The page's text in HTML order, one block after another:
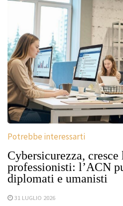
Potrebbe interessarti
Cybersicurezza, cresce
professionisti: l’ACN
diplomati e umanisti
31 LUGLIO 2026